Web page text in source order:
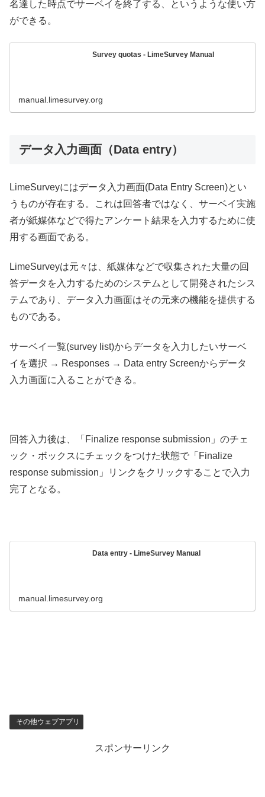
名達した時点でサーベイを終了する、というような使い方
ができる。
Survey quotas - LimeSurvey Manual
manual.limesurvey.org
データ入力画面（Data entry）
LimeSurveyにはデータ入力画面(Data Entry Screen)とい
うものが存在する。これは回答者ではなく、サーベイ実施
者が紙媒体などで得たアンケート結果を入力するために使
用する画面である。
LimeSurveyは元々は、紙媒体などで収集された大量の回
答データを入力するためのシステムとして開発されたシス
テムであり、データ入力画面はその元来の機能を提供する
ものである。
サーベイ一覧(survey list)からデータを入力したいサーベ
イを選択 → Responses → Data entry Screenからデータ
入力画面に入ることができる。
回答入力後は、「Finalize response submission」のチェ
ック・ボックスにチェックをつけた状態で「Finalize
response submission」リンクをクリックすることで入力
完了となる。
Data entry - LimeSurvey Manual
manual.limesurvey.org
その他ウェブアプリ
スポンサーリンク